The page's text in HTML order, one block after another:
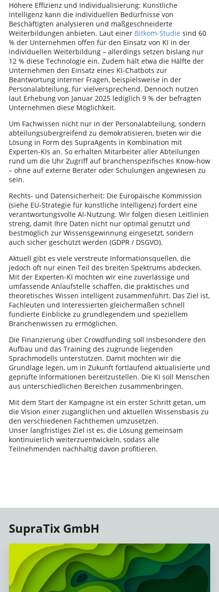
Höhere Effizienz und Individualisierung: Künstliche
Intelligenz kann die individuellen Bedürfnisse von
Beschäftigten analysieren und maßgeschneiderte
Weiterbildungen anbieten. Laut einer Bitkom-Studie sind 60
% der Unternehmen offen für den Einsatz von KI in der
individuellen Weiterbildung – allerdings setzen bislang nur
12 % diese Technologie ein. Zudem hält etwa die Hälfte der
Unternehmen den Einsatz eines KI-Chatbots zur
Beantwortung interner Fragen, beispielsweise in der
Personalabteilung, für vielversprechend. Dennoch nutzen
laut Erhebung von Januar 2025 lediglich 9 % der befragten
Unternehmen diese Möglichkeit.
Um Fachwissen nicht nur in der Personalabteilung, sondern
abteilungsübergreifend zu demokratisieren, bieten wir die
Lösung in Form des SupraAgents in Kombination mit
Experten-KIs an. So erhalten Mitarbeiter aller Abteilungen
rund um die Uhr Zugriff auf branchenspezifisches Know-how
– ohne auf externe Berater oder Schulungen angewiesen zu
sein.
Rechts- und Datensicherheit: Die Europäische Kommission
(siehe EU-Strategie für künstliche Intelligenz) fordert eine
verantwortungsvolle AI-Nutzung. Wir folgen diesen Leitlinien
streng, damit Ihre Daten nicht nur optimal genutzt und
bestmöglich zur Wissensgewinnung eingesetzt, sondern
auch sicher geschützt werden (GDPR / DSGVO).
Aktuell gibt es viele verstreute Informationsquellen, die
jedoch oft nur einen Teil des breiten Spektrums abdecken.
Mit der Experten-KI möchten wir eine zuverlässige und
umfassende Anlaufstelle schaffen, die praktisches und
theoretisches Wissen intelligent zusammenführt. Das Ziel ist,
Fachleuten und Interessierten gleichermaßen schnell
fundierte Einblicke zu grundlegendem und speziellem
Branchenwissen zu ermöglichen.
Die Finanzierung über Crowdfunding soll insbesondere den
Aufbau und das Training des zugrunde liegenden
Sprachmodells unterstützen. Damit möchten wir die
Grundlage legen, um in Zukunft fortlaufend aktualisierte und
geprüfte Informationen bereitzustellen. Die KI soll Menschen
aus unterschiedlichen Bereichen zusammenbringen.
Mit dem Start der Kampagne ist ein erster Schritt getan, um
die Vision einer zugänglichen und aktuellen Wissensbasis zu
den verschiedenen Fachthemen umzusetzen.
Unser langfristiges Ziel ist es, die Lösung gemeinsam
kontinuierlich weiterzuentwickeln, sodass alle
Teilnehmenden nachhaltig davon profitieren.
SupraTix GmbH